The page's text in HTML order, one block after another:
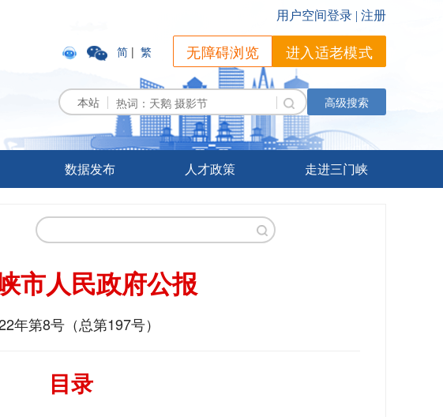
简 | 繁 无障碍浏览 进入适老模式
本站 高级搜索
数据发布 人才政策 走进三门峡
市人民政府公报
年第8号（总第197号）
目录